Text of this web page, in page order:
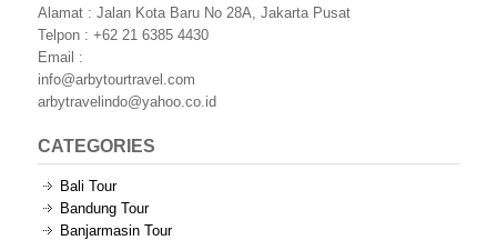
Alamat : Jalan Kota Baru No 28A, Jakarta Pusat
Telpon : +62 21 6385 4430
Email :
info@arbytourtravel.com
arbytravelindo@yahoo.co.id
CATEGORIES
Bali Tour
Bandung Tour
Banjarmasin Tour